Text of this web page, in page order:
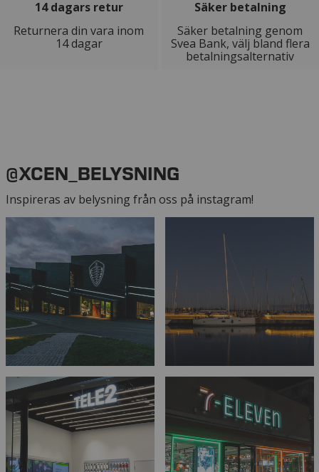
14 dagars retur
Returnera din vara inom
14 dagar
Säker betalning
Säker betalning genom
Svea Bank, välj bland flera
betalningsalternativ
@XCEN_BELYSNING
Inspireras av belysning från oss på instagram!